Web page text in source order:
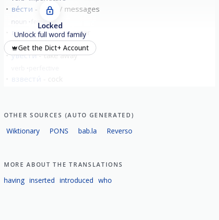
ве́сти news / messages
noun feminine
ввести́ bring in; enter
verb perfective
увести́ take away
взвести́
show all
Locked
Unlock full word family
Get the Dict+ Account
OTHER SOURCES (AUTO GENERATED)
Wiktionary PONS bab.la Reverso
MORE ABOUT THE TRANSLATIONS
having inserted introduced who